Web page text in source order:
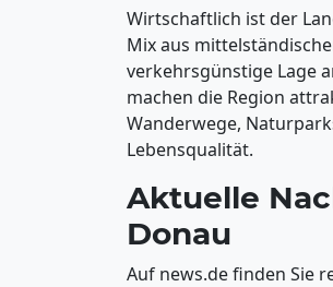
Wirtschaftlich ist der
Mix aus
verkehrsgünstige Lage
machen die Region
Wanderwege,
Lebensqualität.
Aktuelle
Donau
Auf news.de finden Sie